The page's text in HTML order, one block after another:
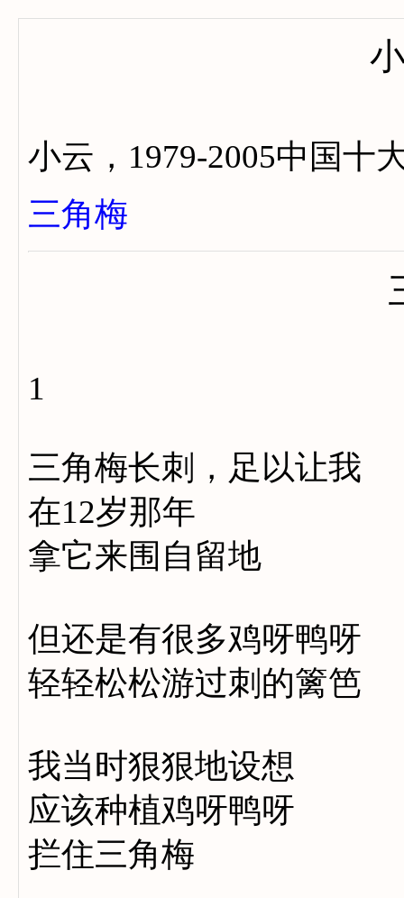
小云，1979-2005中国十
三角梅
1
三角梅长刺，足以让我
在12岁那年
拿它来围自留地
但还是有很多鸡呀鸭呀
轻轻松松游过刺的篱笆
我当时狠狠地设想
应该种植鸡呀鸭呀
拦住三角梅